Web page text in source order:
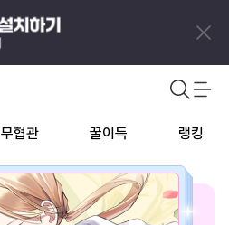
무협관 꿀이득 랭킹